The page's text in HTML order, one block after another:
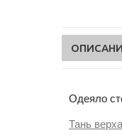
Одеяло
Тань